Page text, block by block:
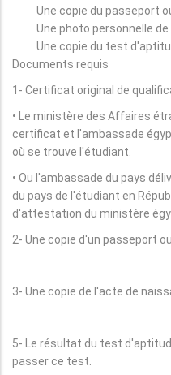
Une copie du passeport
Une photo personnelle
Une copie du test
Documents requis
1- Certificat original de
• Le ministère des Affaires
certificat et l'ambassade
où se trouve l'étudiant.
• Ou l'ambassade du pays
du pays de l'étudiant en
d'attestation du ministère
2- Une copie d'un passeport
3- Une copie de l'acte de
5- Le résultat du test
passer ce test.